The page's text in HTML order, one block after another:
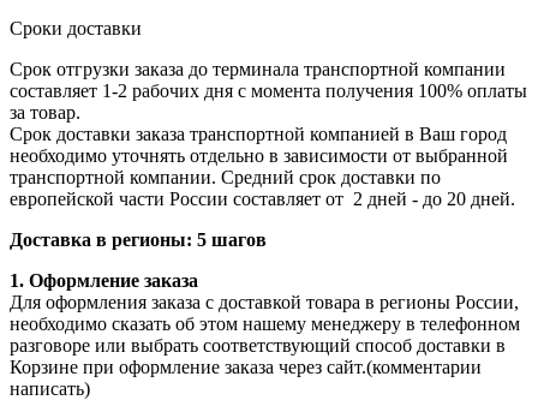
Сроки доставки
Срок отгрузки заказа до терминала транспортной компании
составляет 1-2 рабочих дня с момента получения 100% оплаты
за товар.
Срок доставки заказа транспортной компанией в Ваш город
необходимо уточнять отдельно в зависимости от выбранной
транспортной компании. Средний срок доставки по
европейской части России составляет от 2 дней - до 20 дней.
Доставка в регионы: 5 шагов
1. Оформление заказа
Для оформления заказа с доставкой товара в регионы России,
необходимо сказать об этом нашему менеджеру в телефонном
разговоре или выбрать соответствующий способ доставки в
Корзине при оформление заказа через сайт.(комментарии
написать)